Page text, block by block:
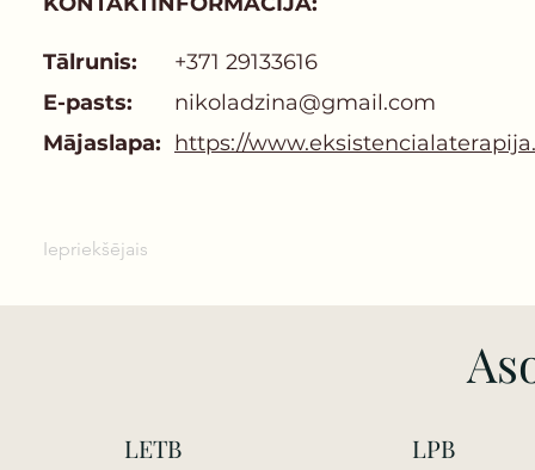
Tālrunis:
+371 29133616
E-pasts:
nikoladzina@gmail.com
Mājaslapa: https://
Iepriekšējais
LETB LPB